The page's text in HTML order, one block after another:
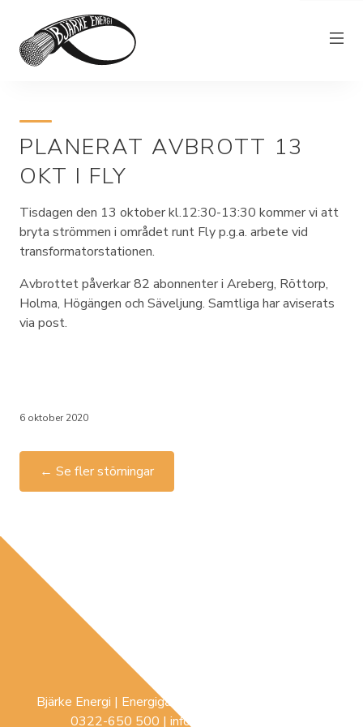
Elhandel
Bjärkefiber
Övrig verksamhet
Om Bjärke Energi
Elproducent
PLANERAT AVBROTT 13
OKT I FLY
Tisdagen den 13 oktober kl.12:30-13:30 kommer vi att
bryta strömmen i området runt Fly p.g.a. arbete vid
transformatorstationen.
Avbrottet påverkar 82 abonnenter i Areberg, Röttorp,
Holma, Högängen och Säveljung. Samtliga har aviserats
via post.
6 oktober 2020
← Se fler störningar
Bjärke Energi | Energigatan 3 |
0322-650 500 | info@bjerke-energi.se